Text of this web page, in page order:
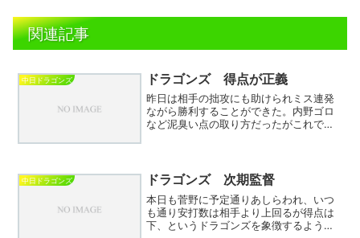
関連記事
中日ドラゴンズ ドラゴンズ 得点が正義
昨日は相手の拙攻にも助けられミス連発
ながら勝利することができた。内野ゴロ
など泥臭い点の取り方だったがこれでよ
てほしい。エンドラン失敗...
中日ドラゴンズ ドラゴンズ 次期監督
本日も菅野に予定通りあしらわれ、いつ
も通り安打数は相手より上回るが得点は
下、というドラゴンズを象徴するような